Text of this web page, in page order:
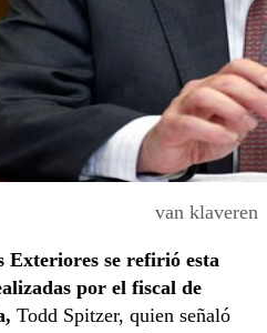
van klaveren
Exteriores se refirió esta
por el fiscal de
Todd Spitzer, quien señaló